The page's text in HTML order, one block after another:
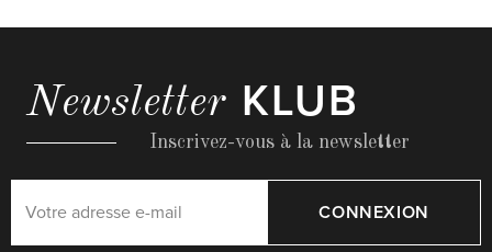
Newsletter KLUB
Inscrivez-vous à la newsletter
CONNEXION